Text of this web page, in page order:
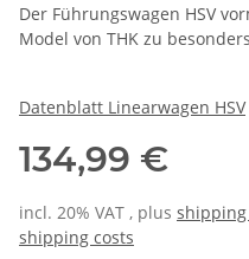
Der Führungswagen HSV
Model von THK zu
Datenblatt Linearwagen HSV
134,99 €
incl. 20% VAT , plus shipping
shipping costs